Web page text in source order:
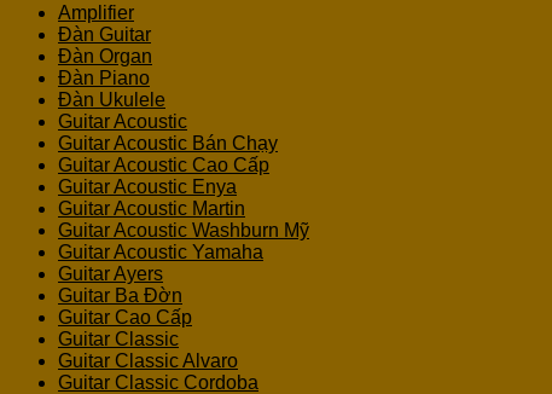
Amplifier
Đàn Guitar
Đàn Organ
Đàn Piano
Đàn Ukulele
Guitar Acoustic
Guitar Acoustic Bán Chạy
Guitar Acoustic Cao Cấp
Guitar Acoustic Enya
Guitar Acoustic Martin
Guitar Acoustic Washburn Mỹ
Guitar Acoustic Yamaha
Guitar Ayers
Guitar Ba Đờn
Guitar Cao Cấp
Guitar Classic
Guitar Classic Alvaro
Guitar Classic Cordoba